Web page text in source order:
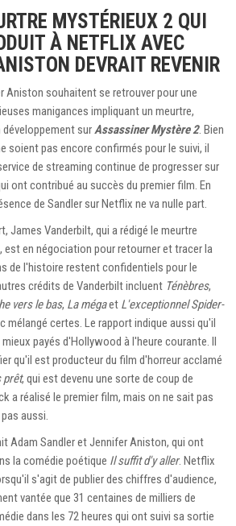
MYSTÉRIEUX 2 QUI
À NETFLIX AVEC
DEVRAIT REVENIR
Aniston souhaitent se retrouver pour une
manigances impliquant un meurtre,
surAssassiner Mystère 2. Bien
soient pas encore confirmés pour le suivi, il
de streaming continue de progresser sur
ont contribué au succès du premier film. En
de Sandler sur Netflix ne va nulle part.
James Vanderbilt, qui a rédigé le meurtre
en négociation pour retourner et tracer la
de l'histoire restent confidentiels pour le
crédits de Vanderbilt incluent Ténèbres,
vers le bas, La mégaet L'exceptionnel Spider-
mélangé certes. Le rapport indique aussi qu'il
payés d'Hollywood à l'heure courante. Il
qu'il est producteur du film d'horreur acclamé
prêt, qui est devenu une sorte de coup de
a réalisé le premier film, mais on ne sait pas
aussi.
Adam Sandler et Jennifer Aniston, qui ont
la comédie poétique Il suffit d'y aller. Netflix
s'agit de publier des chiffres d'audience,
vantée que 31 centaines de milliers de
dans les 72 heures qui ont suivi sa sortie